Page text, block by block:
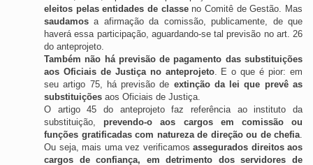
eleitos pelas entidades de classe
saudamos a afirmação da comissão, publicamente, de que
haverá essa participação, aguardando-se tal previsão no art. 26
do anteprojeto.
Também não há previsão de pagamento das substituições
aos Oficiais de Justiça no anteprojeto. E o que é pior: em
seu artigo 75, há previsão de extinção da lei que prevê as
substituições aos Oficiais de Justiça.
O artigo 45 do anteprojeto faz referência ao instituto da
substituição, prevendo-o aos cargos em comissão ou
funções gratificadas com natureza de direção ou de chefia
Ou seja, mais uma vez verificamos assegurados direitos aos
cargos de confiança, em detrimento dos servidores de